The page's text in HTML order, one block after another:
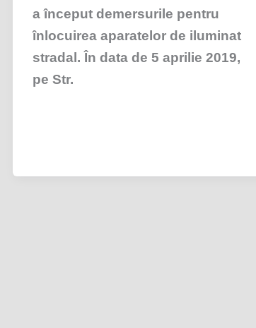
a început demersurile pentru
înlocuirea aparatelor de iluminat
stradal. În data de 5 aprilie 2019,
pe Str.